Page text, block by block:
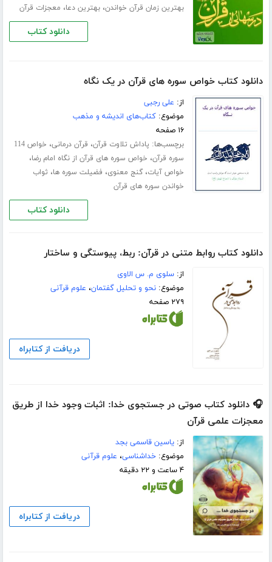
بهترین زمان قرآن خواندن،بهترین دعا، معجزات قرآن
دانلود کتاب
دانلود کتاب خواص سوره های قرآن در یک نگاه
از: علی رجبی
موضوع:کتاب‌های اندیشه و مذهب
۱۶ صفحه
برچسب‌ها: پاداش تلاوت قرآن، قرآن درمانی،
خواص 114
سوره قرآن، خواص سوره های قرآن از نگاه امام رضا،
خواص آیات،گنج معنوی، فضیلت سوره ها، ثواب
خواندن سوره های قرآن
دانلود کتاب
دانلود کتاب روابط متنی در قرآن: ربط، پیوستگی و ساختار
از:سلوی م. س الاوی
موضوع:نحو و تحلیل گفتمان، علوم قرآنی
۲۷۹ صفحه
دریافت از کتابراه
🎧 دانلود کتاب صوتی در جستجوی خدا: اثبات وجود خدا از طریق
معجزات علمی قرآن
از:یاسین قاسمی بجد
موضوع:خداشناسی، علوم قرآنی
۴ ساعت و ۲۲ دقیقه
دریافت از کتابراه